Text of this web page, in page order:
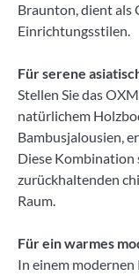
Braunton, dient als
Einrichtungsstilen.
Für serene
Stellen Sie das
natürlichem
Bambusjalousien,
Diese Kombination
zurückhaltenden
Raum.
Für ein warmes
In einem